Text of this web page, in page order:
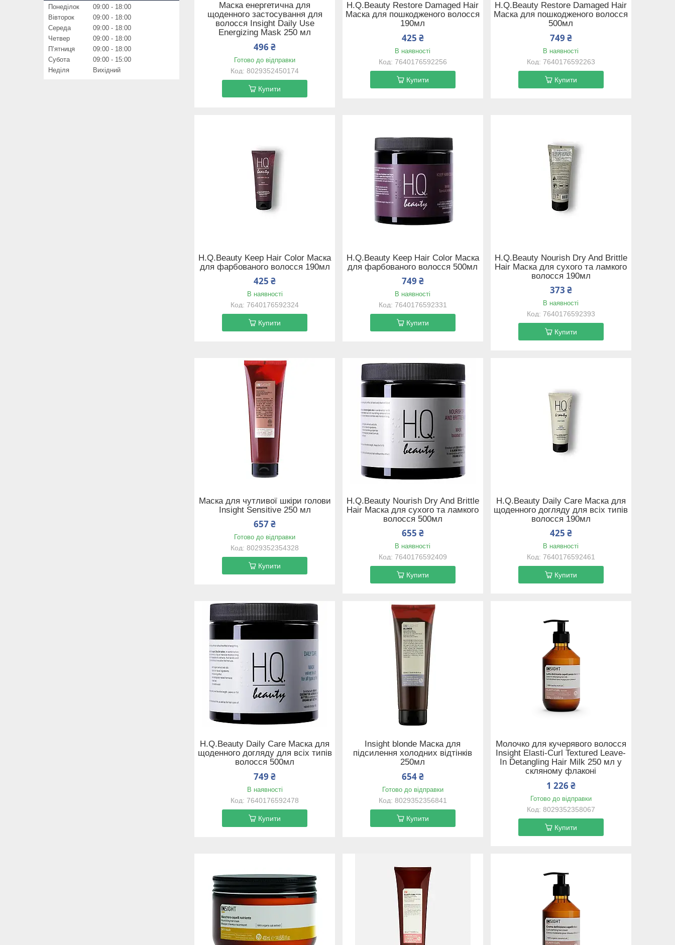
Маска енергетична для
щоденного застосування для
волосся Insight Daily Use
Energizing Mask 250 мл
496 ₴
Готово до відправки
8029352450174
Купити
H.Q.Beauty Restore Damaged Hair
Маска для пошкодженого волосся
190мл
425 ₴
В наявності
7640176592256
Купити
H.Q.Beauty Restore Damaged Hair
Маска для пошкодженого волосся
500мл
749 ₴
В наявності
7640176592263
Купити
H.Q.Beauty Keep Hair Color Маска
для фарбованого волосся 190мл
425 ₴
В наявності
7640176592324
Купити
H.Q.Beauty Keep Hair Color Маска
для фарбованого волосся 500мл
749 ₴
В наявності
7640176592331
Купити
H.Q.Beauty Nourish Dry And Brittle
Hair Маска для сухого та ламкого
волосся 190мл
373 ₴
В наявності
7640176592393
Купити
Маска для чутливої шкіри голови
Insight Sensitive 250 мл
657 ₴
Готово до відправки
8029352354328
Купити
H.Q.Beauty Nourish Dry And Brittle
Hair Маска для сухого та ламкого
волосся 500мл
655 ₴
В наявності
7640176592409
Купити
H.Q.Beauty Daily Care Маска для
щоденного догляду для всіх типів
волосся 190мл
425 ₴
В наявності
7640176592461
Купити
H.Q.Beauty Daily Care Маска для
щоденного догляду для всіх типів
волосся 500мл
749 ₴
В наявності
7640176592478
Купити
Insight blonde Маска для
підсилення холодних відтінків
250мл
654 ₴
Готово до відправки
8029352356841
Купити
Молочко для кучерявого волосся
Insight Elasti-Curl Textured Leave-
In Detangling Hair Milk 250 мл у
скляному флаконі
1 226 ₴
Готово до відправки
8029352358067
Купити
Понеділок 09:00
18:00
Вівторок
09:00
18:00
Середа
09:00
18:00
Четвер
09:00
18:00
Пʼятниця
09:00
18:00
Субота
09:00
15:00
Неділя
Вихідний